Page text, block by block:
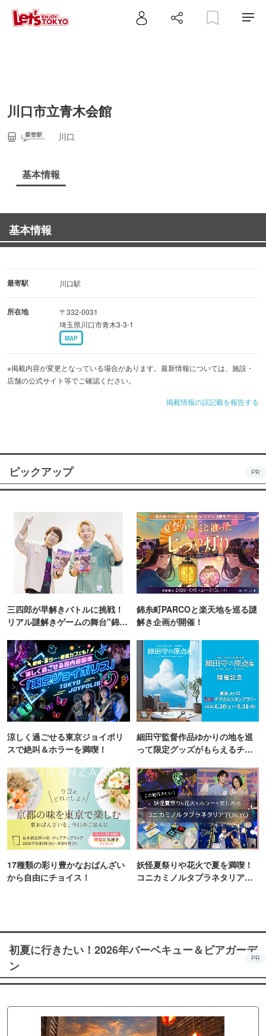
川口市立青木会館
川口
基本情報
基本情報
最寄駅 川口駅
所在地
〒332-0031
埼玉県川口市青木3-3-1
MAP
※掲載内容が変更となっている場合があります。最新情報については、施設・
店舗の公式サイト等でご確認ください。
掲載情報の誤記載を報告する
ピックアップ PR
三四郎が早解きバトルに挑戦！
リアル謎解きゲームの舞台"錦糸
錦糸町PARCOと楽天地を巡る謎
解き企画が開催！
涼しく過ごせる東京ジョイポリ
スで絶叫＆ホラーを満喫！
細田守監督作品ゆかりの地を巡
って限定グッズがもらえるチャ
17種類の彩り豊かなおばんざい
から自由にチョイス！
妖怪夏祭りや花火で夏を満喫！
コニカミノルタプラネタリア
初夏に行きたい！2026年バーベキュー＆ビアガーデ
ン
PR